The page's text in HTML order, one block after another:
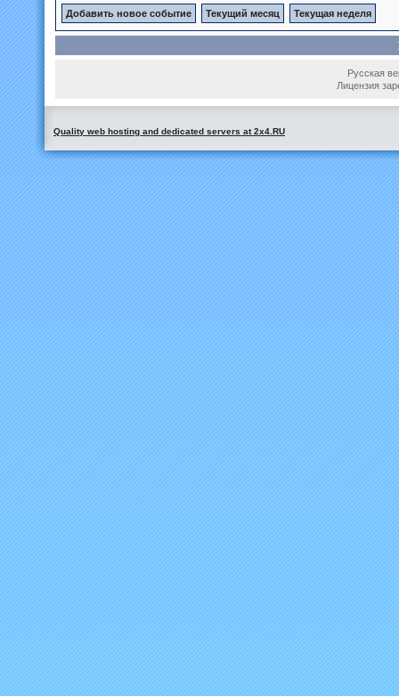
Добавить новое событие Текущий месяц Текущая неделя
Русская
Лицензия
Quality web hosting and dedicated servers at 2x4.RU